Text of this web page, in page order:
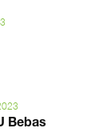
Bebas